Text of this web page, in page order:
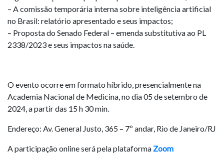
– A comissão temporária interna sobre inteligência artificial
no Brasil: relatório apresentado e seus impactos;
– Proposta do Senado Federal – emenda substitutiva ao PL
2338/2023 e seus impactos na saúde.
O evento ocorre em formato híbrido, presencialmente na
Academia Nacional de Medicina, no dia 05 de setembro de
2024, a partir das 15 h 30 min.
Endereço: Av. General Justo, 365 – 7º andar, Rio de Janeiro/RJ
A participação online será pela plataformaZoom